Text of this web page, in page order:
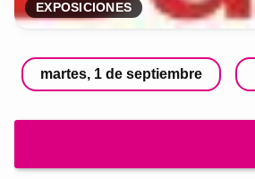
EXPOSICIONES
martes, 1 de septiembre